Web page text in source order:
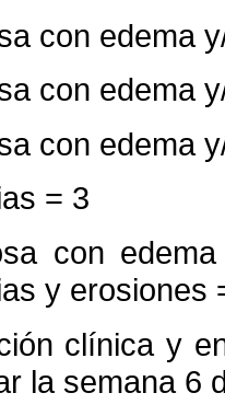
con edema
con edema
con edema
= 3
con
y erosiones
clínica y
la semana 6